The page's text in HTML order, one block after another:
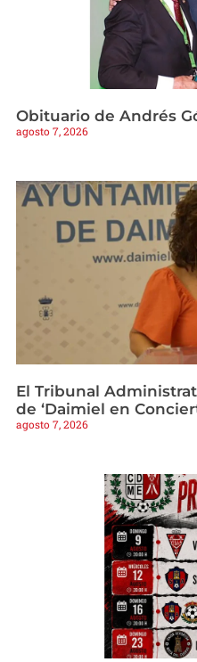
Obituario de Andrés
agosto 7, 2026
El Tribunal
de ‘Daimiel en
agosto 7, 2026